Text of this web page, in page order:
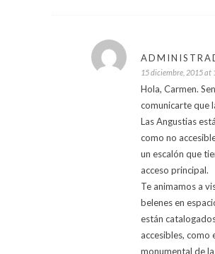
15 diciembre, 2015 at
Hola, Carmen.
comunicarte que
Las Angustias
como no
un escalón que
acceso principal.
Te animamos a
belenes en
están
accesibles, como
monumental de